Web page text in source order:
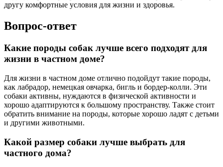
другу комфортные условия для жизни и здоровья.
Вопрос-ответ
Какие породы собак лучше всего подходят для
жизни в частном доме?
Для жизни в частном доме отлично подойдут такие породы,
как лабрадор, немецкая овчарка, бигль и бордер-колли. Эти
собаки активны, нуждаются в физической активности и
хорошо адаптируются к большому пространству. Также стоит
обратить внимание на породы, которые хорошо ладят с детьми
и другими животными.
Какой размер собаки лучше выбрать для
частного дома?